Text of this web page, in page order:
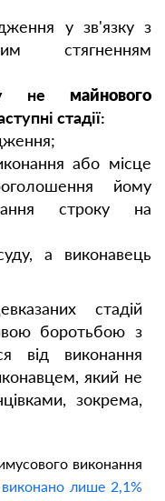
у зв'язку з
стягненням
не майнового
стадії:
або місце
йому
строку на
а виконавець
стадій
боротьбою з
від виконання
який не
зокрема,
виконання
виконано лише 2,1%